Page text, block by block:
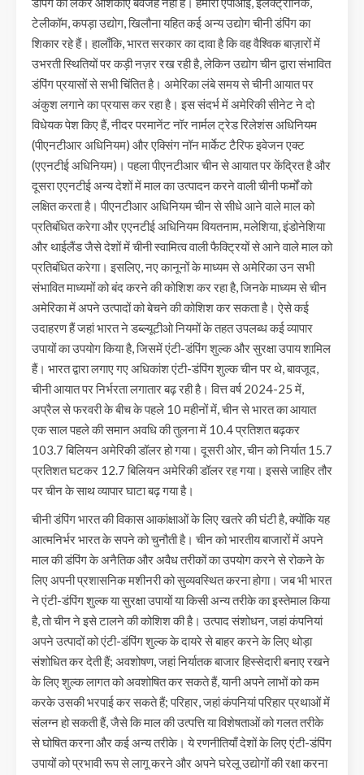
टेलीकॉम, कपड़ा उद्योग, खिलौना यहित कई अन्य उद्योग चीनी डंपिंग का
शिकार रहे हैं। हालाँकि, भारत सरकार का दावा है कि वह वैश्विक बाज़ारों में
उभरती स्थितियों पर कड़ी नज़र रख रही है, लेकिन उद्योग चीन द्वारा संभावित
डंपिंग प्रयासों से सभी चिंतित है। अमेरिका लंबे समय से चीनी आयात पर
अंकुश लगाने का प्रयास कर रहा है। इस संदर्भ में अमेरिकी सीनेट ने दो
विधेयक पेश किए हैं, नीदर परमानेंट नॉर नार्मल ट्रेड रिलेशंस अधिनियम
(पीएनटीआर अधिनियम) और एक्सिंग नॉन मार्केट टैरिफ इवेजन एक्ट
(एएनटीई अधिनियम)। पहला पीएनटीआर चीन से आयात पर केंद्रित है और
दूसरा एएनटीई अन्य देशों में माल का उत्पादन करने वाली चीनी फर्मों को
लक्षित करता है। पीएनटीआर अधिनियम चीन से सीधे आने वाले माल को
प्रतिबंधित करेगा और एएनटीई अधिनियम वियतनाम, मलेशिया, इंडोनेशिया
और थाईलैंड जैसे देशों में चीनी स्वामित्व वाली फैक्ट्रियों से आने वाले माल को
प्रतिबंधित करेगा। इसलिए, नए कानूनों के माध्यम से अमेरिका उन सभी
संभावित माध्यमों को बंद करने की कोशिश कर रहा है, जिनके माध्यम से चीन
अमेरिका में अपने उत्पादों को बेचने की कोशिश कर सकता है। ऐसे कई
उदाहरण हैं जहां भारत ने डब्ल्यूटीओ नियमों के तहत उपलब्ध कई व्यापार
उपायों का उपयोग किया है, जिसमें एंटी-डंपिंग शुल्क और सुरक्षा उपाय शामिल
हैं। भारत द्वारा लगाए गए अधिकांश एंटी-डंपिंग शुल्क चीन पर थे, बावजूद,
चीनी आयात पर निर्भरता लगातार बढ़ रही है। वित्त वर्ष 2024-25 में,
अप्रैल से फरवरी के बीच के पहले 10 महीनों में, चीन से भारत का आयात
एक साल पहले की समान अवधि की तुलना में 10.4 प्रतिशत बढ़कर
103.7 बिलियन अमेरिकी डॉलर हो गया। दूसरी ओर, चीन को निर्यात 15.7
प्रतिशत घटकर 12.7 बिलियन अमेरिकी डॉलर रह गया। इससे जाहिर तौर
पर चीन के साथ व्यापार घाटा बढ़ गया है।
चीनी डंपिंग भारत की विकास आकांक्षाओं के लिए खतरे की घंटी है, क्योंकि यह
आत्मनिर्भर भारत के सपने को चुनौती है। चीन को भारतीय बाजारों में अपने
माल की डंपिंग के अनैतिक और अवैध तरीकों का उपयोग करने से रोकने के
लिए अपनी प्रशासनिक मशीनरी को सुव्यवस्थित करना होगा। जब भी भारत
ने एंटी-डंपिंग शुल्क या सुरक्षा उपायों या किसी अन्य तरीके का इस्तेमाल किया
है, तो चीन ने इसे टालने की कोशिश की है। उत्पाद संशोधन, जहां कंपनियां
अपने उत्पादों को एंटी-डंपिंग शुल्क के दायरे से बाहर करने के लिए थोड़ा
संशोधित कर देती हैं; अवशोषण, जहां निर्यातक बाजार हिस्सेदारी बनाए रखने
के लिए शुल्क लागत को अवशोषित कर सकते हैं, यानी अपने लाभों को कम
करके उसकी भरपाई कर सकते हैं; परिहार, जहां कंपनियां परिहार प्रथाओं में
संलग्न हो सकती हैं, जैसे कि माल की उत्पत्ति या विशेषताओं को गलत तरीके
से घोषित करना और कई अन्य तरीके। ये रणनीतियाँ देशों के लिए एंटी-डंपिंग
उपायों को प्रभावी रूप से लागू करने और अपने घरेलू उद्योगों की रक्षा करना